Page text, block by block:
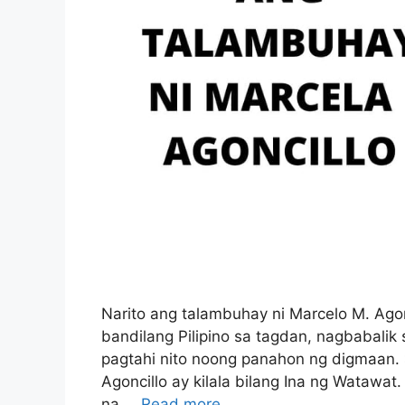
Narito ang talambuhay ni Marcelo M.
bandilang Pilipino sa tagdan, nagbabalik
pagtahi nito noong panahon ng
Agoncillo ay kilala bilang Ina ng